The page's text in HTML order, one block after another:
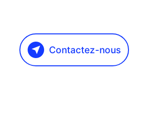
Contactez-nous